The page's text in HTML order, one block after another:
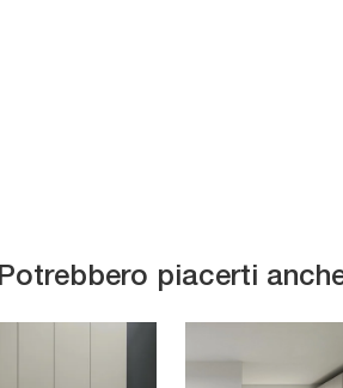
Potrebbero piacerti